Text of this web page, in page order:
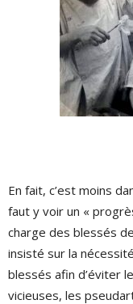
En fait, c’est moins
faut y voir un «
charge des blessés
insisté sur la
blessés afin d’éviter
vicieuses, les